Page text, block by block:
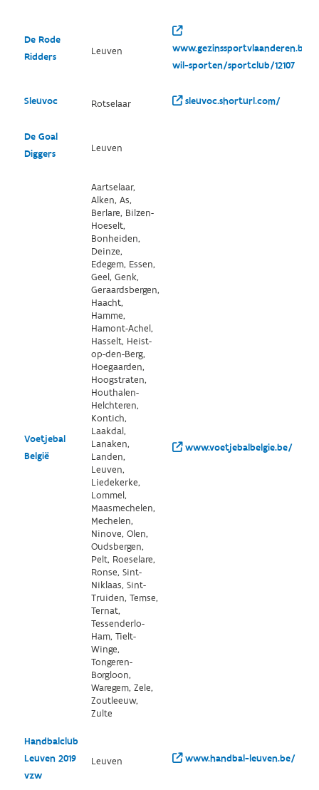
De Rode
Ridders
Leuven
www.gezinssportvlaanderen.be/
wil-sporten/sportclub/12107
Sleuvoc Rotselaar sleuvoc.shorturl.com/
De Goal
Diggers
Leuven
Voetjebal
België
Aartselaar,
Alken, As,
Berlare, Bilzen-
Hoeselt,
Bonheiden,
Deinze,
Edegem, Essen,
Geel, Genk,
Geraardsbergen,
Haacht,
Hamme,
Hamont-Achel,
Hasselt, Heist-
op-den-Berg,
Hoegaarden,
Hoogstraten,
Houthalen-
Helchteren,
Kontich,
Laakdal,
Lanaken,
Landen,
Leuven,
Liedekerke,
Lommel,
Maasmechelen,
Mechelen,
Ninove, Olen,
Oudsbergen,
Pelt, Roeselare,
Ronse, Sint-
Niklaas, Sint-
Truiden, Temse,
Ternat,
Tessenderlo-
Ham, Tielt-
Winge,
Tongeren-
Borgloon,
Waregem, Zele,
Zoutleeuw,
Zulte
www.voetjebalbelgie.be/
Handbalclub
Leuven 2019
vzw
Leuven www.handbal-leuven.be/